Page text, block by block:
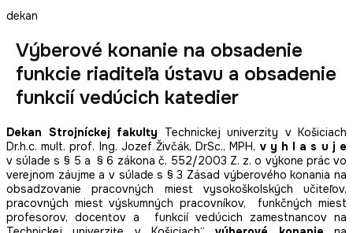
dekan
Výberové konanie na obsadenie
funkcie riaditeľa ústavu a obsadenie
funkcií vedúcich katedier
Dekan Strojníckej fakulty Technickej univerzity v Košiciach
Dr.h.c. mult. prof. Ing. Jozef Živčák, DrSc., MPH, v y h l a s u j e
v súlade s § 5 a § 6 zákona č. 552/2003 Z. z. o výkone prác vo
verejnom záujme a v súlade s § 3 Zásad výberového konania na
obsadzovanie pracovných miest vysokoškolských učiteľov,
pracovných miest výskumných pracovníkov, funkčných miest
profesorov, docentov a funkcií vedúcich zamestnancov na